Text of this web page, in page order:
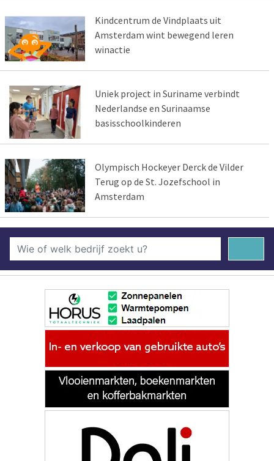
Kindcentrum de Vindplaats uit
Amsterdam wint bewegend leren
winactie
Uniek project in Suriname verbindt
Nederlandse en Surinaamse
basisschoolkinderen
Olympisch Hockeyer Derck de Vilder
Terug op de St. Jozefschool in
Amsterdam